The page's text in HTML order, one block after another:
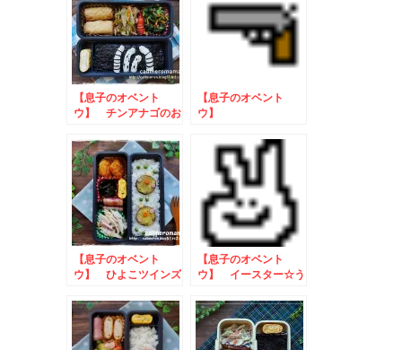
【息子のオベント
ウ】 チンアナゴのお
【息子のオベント
ウ】
ド・フォージャーのお
【息子のオベント
ウ】 ひよこツインズ
【息子のオベント
ウ】 イースター☆う